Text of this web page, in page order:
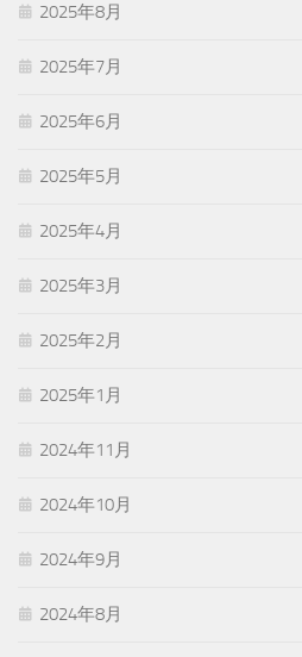
2025年8月
2025年7月
2025年6月
2025年5月
2025年4月
2025年3月
2025年2月
2025年1月
2024年11月
2024年10月
2024年9月
2024年8月